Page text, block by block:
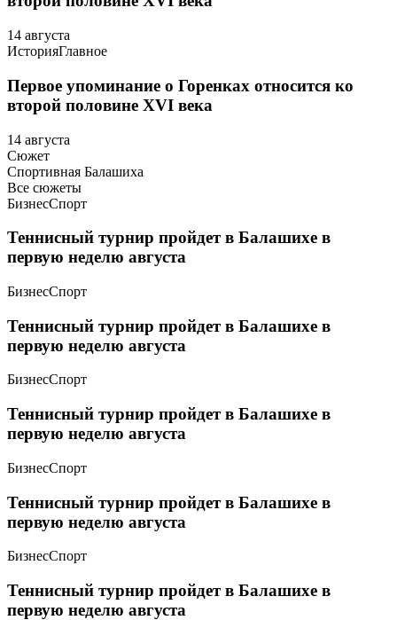
14 августа
ИсторияГлавное
Первое упоминание о Горенках относится ко
второй половине XVI века
14 августа
Сюжет
Спортивная Балашиха
Все сюжеты
БизнесСпорт
Теннисный турнир пройдет в Балашихе в
первую неделю августа
БизнесСпорт
Теннисный турнир пройдет в Балашихе в
первую неделю августа
БизнесСпорт
Теннисный турнир пройдет в Балашихе в
первую неделю августа
БизнесСпорт
Теннисный турнир пройдет в Балашихе в
первую неделю августа
БизнесСпорт
Теннисный турнир пройдет в Балашихе в
первую неделю августа